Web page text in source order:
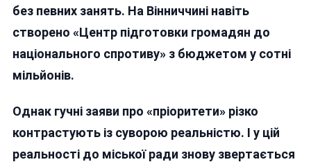
без певних занять. На Вінниччині навіть
створено «Центр підготовки громадян до
національного спротиву» з бюджетом у сотні
мільйонів.
Однак гучні заяви про «пріоритети» різко
контрастують із суворою реальністю. І у цій
реальності до міської ради знову звертається